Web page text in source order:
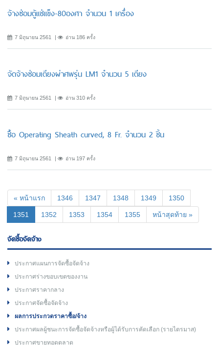
จ้างซ่อมตู้แช่แข็ง-80องศา จำนวน 1 เครื่อง
7 มิถุนายน 2561 อ่าน 186 ครั้ง
จัดจ้างซ่อมเตียงผ่าศพรุ่น LM1 จำนวน 5 เตียง
7 มิถุนายน 2561 อ่าน 310 ครั้ง
ซื้อ Operating Sheath curved, 8 Fr. จำนวน 2 ชิ้น
7 มิถุนายน 2561 อ่าน 197 ครั้ง
« หน้าแรก 1346 1347 1348 1349 1350
1351 (current)
1352 1353 1354 1355 หน้าสุดท้าย »
จัดซื้อจัดจ้าง
ประกาศแผนการจัดซื้อจัดจ้าง
ประกาศร่างขอบเขตของงาน
ประกาศราคากลาง
ประกาศจัดซื้อจัดจ้าง
ผลการประกวดราคาซื้อ/จ้าง
ประกาศผลผู้ชนะการจัดซื้อจัดจ้างหรือผู้ได้รับการคัดเลือก (รายไตรมาส)
ประกาศขายทอดตลาด